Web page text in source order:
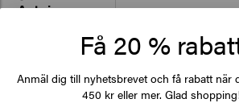
Antoine
Få 20 %
Anmäl dig till nyhetsbrevet och få rabatt när
450 kr eller mer. Glad